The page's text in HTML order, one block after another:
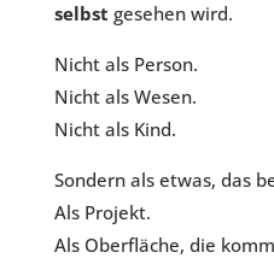
selbst gesehen wird.
Nicht als Person.
Nicht als Wesen.
Nicht als Kind.
Sondern als etwas, das
Als Projekt.
Als Oberfläche, die